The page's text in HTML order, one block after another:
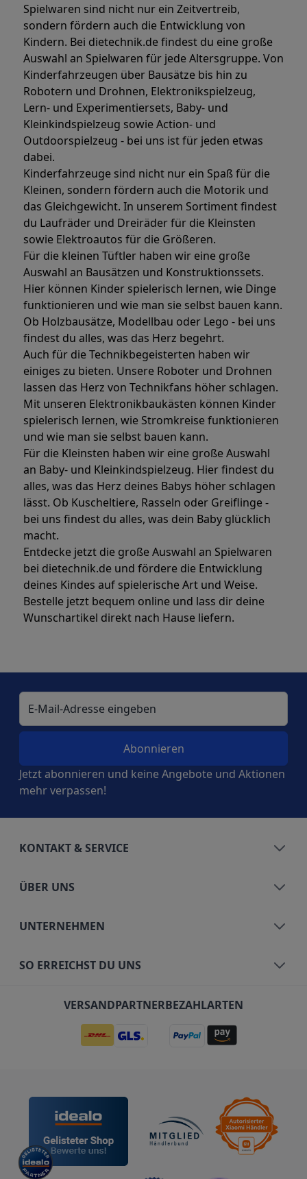
Spielwaren sind nicht nur ein Zeitvertreib,
sondern fördern auch die Entwicklung von
Kindern. Bei dietechnik.de findest du eine große
Auswahl an Spielwaren für jede Altersgruppe. Von
Kinderfahrzeugen über Bausätze bis hin zu
Robotern und Drohnen, Elektronikspielzeug,
Lern- und Experimentiersets, Baby- und
Kleinkindspielzeug sowie Action- und
Outdoorspielzeug - bei uns ist für jeden etwas
dabei.
Kinderfahrzeuge sind nicht nur ein Spaß für die
Kleinen, sondern fördern auch die Motorik und
das Gleichgewicht. In unserem Sortiment findest
du Laufräder und Dreiräder für die Kleinsten
sowie Elektroautos für die Größeren.
Für die kleinen Tüftler haben wir eine große
Auswahl an Bausätzen und Konstruktionssets.
Hier können Kinder spielerisch lernen, wie Dinge
funktionieren und wie man sie selbst bauen kann.
Ob Holzbausätze, Modellbau oder Lego - bei uns
findest du alles, was das Herz begehrt.
Auch für die Technikbegeisterten haben wir
einiges zu bieten. Unsere Roboter und Drohnen
lassen das Herz von Technikfans höher schlagen.
Mit unseren Elektronikbaukästen können Kinder
spielerisch lernen, wie Stromkreise funktionieren
und wie man sie selbst bauen kann.
Für die Kleinsten haben wir eine große Auswahl
an Baby- und Kleinkindspielzeug. Hier findest du
alles, was das Herz deines Babys höher schlagen
lässt. Ob Kuscheltiere, Rasseln oder Greiflinge -
bei uns findest du alles, was dein Baby glücklich
macht.
Entdecke jetzt die große Auswahl an Spielwaren
bei dietechnik.de und fördere die Entwicklung
deines Kindes auf spielerische Art und Weise.
Bestelle jetzt bequem online und lass dir deine
Wunschartikel direkt nach Hause liefern.
E-Mail-Adresse
Jetzt abonnieren und keine Angebote und Aktionen
mehr verpassen!
KONTAKT & SERVICE
ÜBER UNS
UNTERNEHMEN
SO ERREICHST DU UNS
VERSANDPARTNERBEZAHLARTEN